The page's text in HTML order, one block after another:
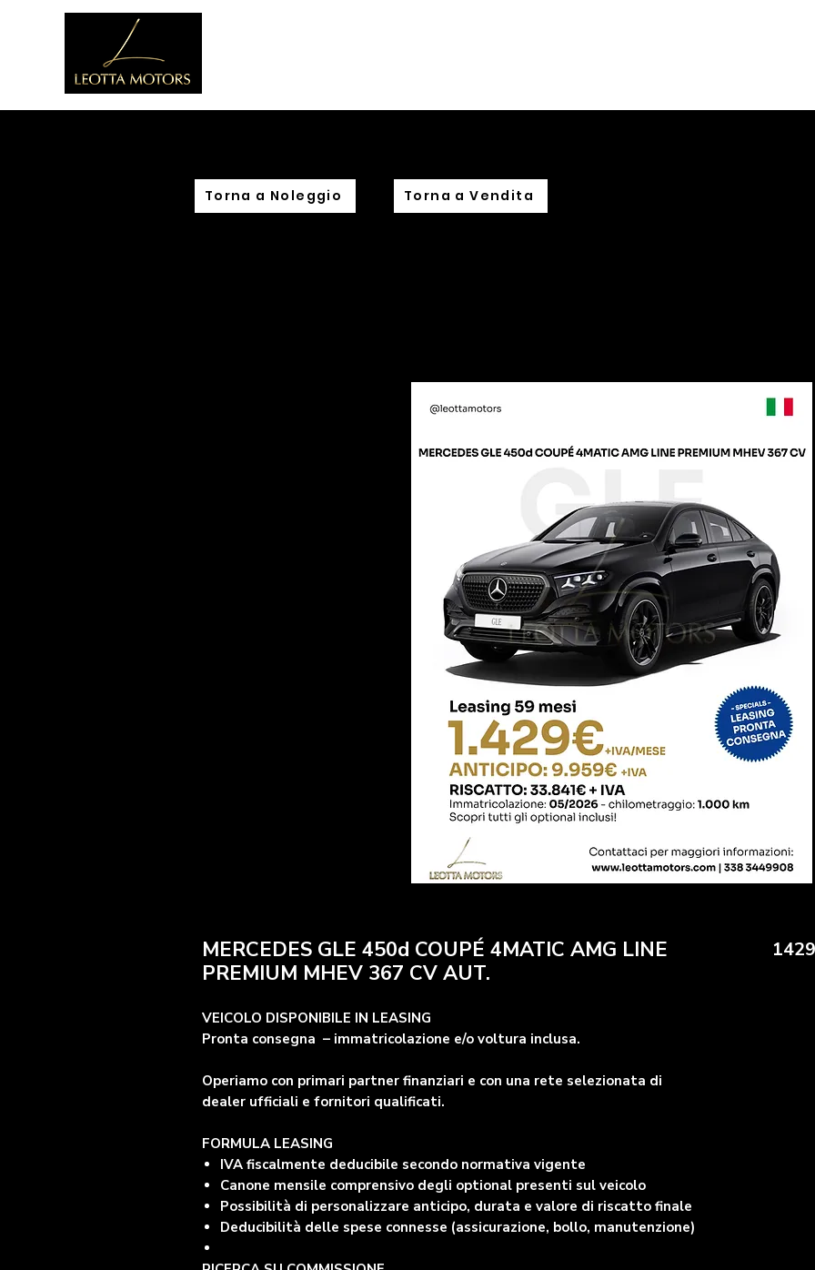
Torna a Noleggio Torna a Vendita
MERCEDES GLE 450d COUPÉ 4MATIC AMG LINE
PREMIUM MHEV 367 CV AUT.
VEICOLO DISPONIBILE IN LEASING
Pronta consegna – immatricolazione e/o voltura inclusa.
Operiamo con primari partner finanziari e con una rete selezionata di
dealer ufficiali e fornitori qualificati.
FORMULA LEASING
IVA fiscalmente deducibile secondo normativa vigente
Canone mensile comprensivo degli optional presenti sul veicolo
Possibilità di personalizzare anticipo, durata e valore di riscatto finale
Deducibilità delle spese connesse (assicurazione, bollo, manutenzione)